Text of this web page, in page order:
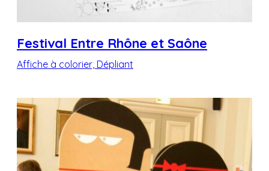
Festival Entre Rhône et Saône
Affiche à colorier, Dépliant